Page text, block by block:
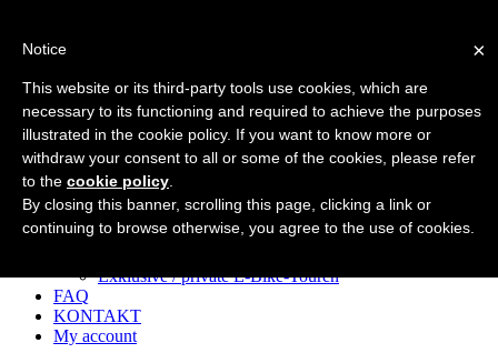
Home
FAHRRÄDER
E-Bikes
FAMILIENFAHRRÄDER
VESPAS UND ANDERE MOTORROLLER
UNSERE FAHRZEUGE
TOUR
E‑Bike‑Touren im historischen Zentrum
E‑Bike‑Touren auf der Via Appia
Exklusive / private E‑Bike‑Touren
FAQ
KONTAKT
My account
×
Notice
This website or its third-party tools use cookies, which are
necessary to its functioning and required to achieve the purposes
illustrated in the cookie policy. If you want to know more or
withdraw your consent to all or some of the cookies, please refer
to the cookie policy
By closing this banner, scrolling this page, clicking a link or
continuing to browse otherwise, you agree to the use of cookies.